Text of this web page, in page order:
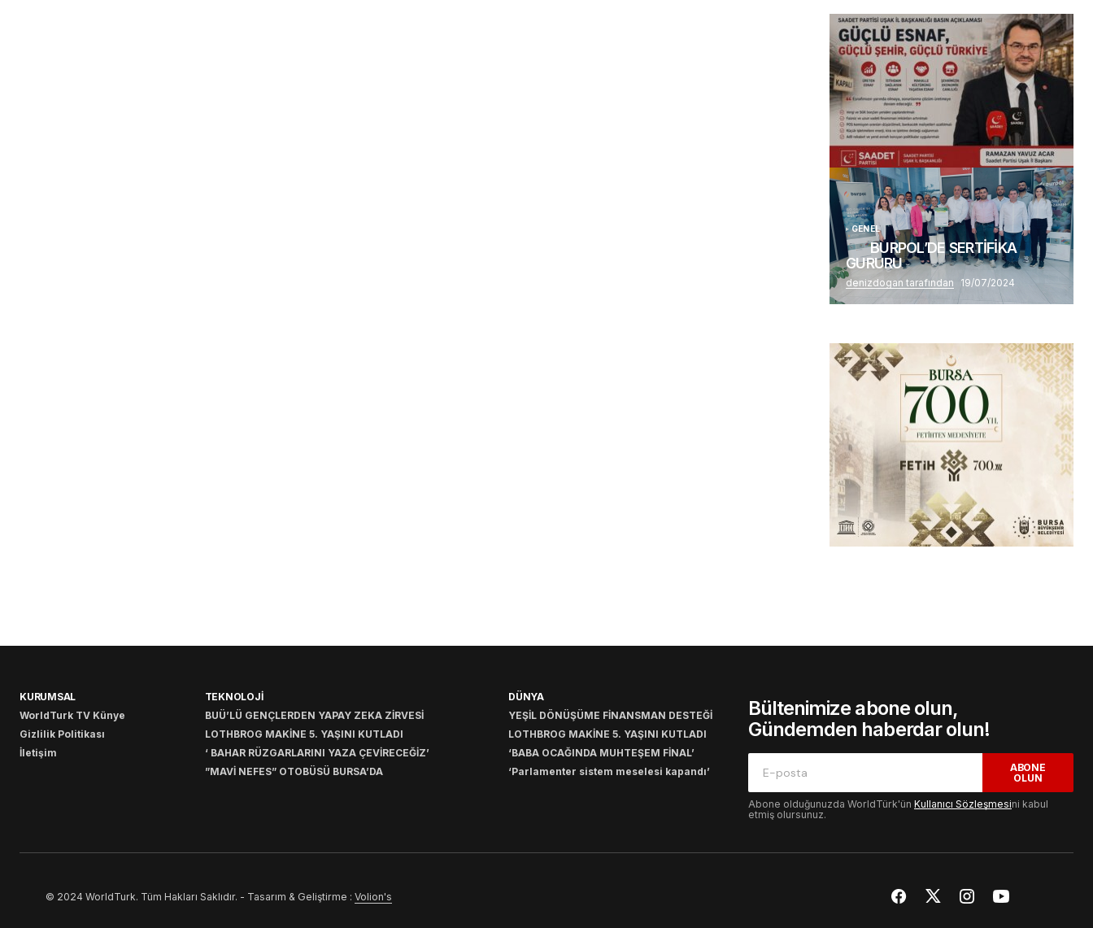
(başlıksız)
Alaattin Karahan tarafından 14/07/2026
GENEL
BURPOL’DE SERTİFİKA
GURURU
denizdogan tarafından 19/07/2024
KURUMSAL
WorldTurk TV Künye
Gizlilik Politikası
İletişim
TEKNOLOJİ
BUÜ’LÜ GENÇLERDEN YAPAY ZEKA ZİRVESİ
LOTHBROG MAKİNE 5. YAŞINI KUTLADI
‘ BAHAR RÜZGARLARINI YAZA ÇEVİRECEĞİZ’
”MAVİ NEFES” OTOBÜSÜ BURSA’DA
DÜNYA
YEŞİL DÖNÜŞÜME FİNANSMAN DESTEĞİ
LOTHBROG MAKİNE 5. YAŞINI KUTLADI
‘BABA OCAĞINDA MUHTEŞEM FİNAL’
‘Parlamenter sistem meselesi kapandı’
Bültenimize abone olun,
Gündemden haberdar olun!
ABONE
OLUN
Abone olduğunuzda WorldTürk'ün Kullanıcı Sözleşmesini kabul
etmiş olursunuz.
© 2024 WorldTurk. Tüm Hakları Saklıdır. - Tasarım & Geliştirme : Volion's